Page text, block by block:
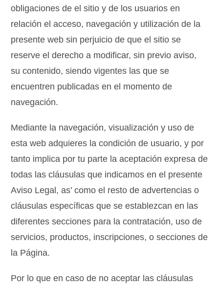
obligaciones de el sitio y de los usuarios en
relación el acceso, navegación y utilización de la
presente web sin perjuicio de que el sitio se
reserve el derecho a modificar, sin previo aviso,
su contenido, siendo vigentes las que se
encuentren publicadas en el momento de
navegación.
Mediante la navegación, visualización y uso de
esta web adquieres la condición de usuario, y por
tanto implica por tu parte la aceptación expresa de
todas las cláusulas que indicamos en el presente
Aviso Legal, as’ como el resto de advertencias o
cláusulas específicas que se establezcan en las
diferentes secciones para la contratación, uso de
servicios, productos, inscripciones, o secciones de
la Página.
Por lo que en caso de no aceptar las cláusulas